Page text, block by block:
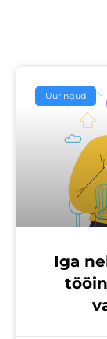
Uuringud
Iga